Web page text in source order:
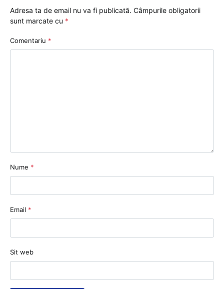
Adresa ta de email nu va fi publicată. Câmpurile obligatorii
sunt marcate cu *
Comentariu *
Nume *
Email *
Sit web